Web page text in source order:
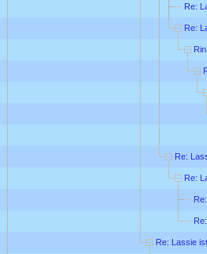
Re:
Re:
Re:
Re:
Re: Lassie